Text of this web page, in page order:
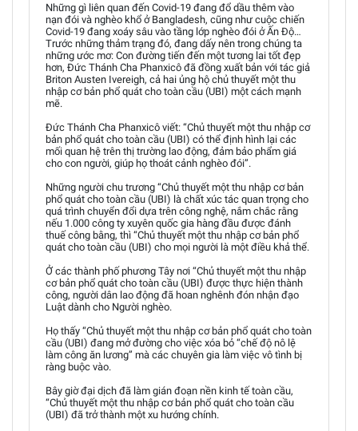
Những gì liên quan đến Covid-19 đang đổ dầu thêm vào
nạn đói và nghèo khổ ở Bangladesh, cũng như cuộc chiến
Covid-19 đang xoáy sâu vào tầng lớp nghèo đói ở Ấn Độ…
Trước những thảm trạng đó, đang dấy nên trong chúng ta
những ước mơ: Con đường tiến đến một tương lai tốt đẹp
hơn, Đức Thánh Cha Phanxicô đã đồng xuất bản với tác giả
Briton Austen Ivereigh, cả hai ủng hộ chủ thuyết một thu
nhập cơ bản phổ quát cho toàn cầu (UBI) một cách mạnh
mẽ.
Đức Thánh Cha Phanxicô viết: “Chủ thuyết một thu nhập cơ
bản phổ quát cho toàn cầu (UBI) có thể định hình lại các
mối quan hệ trên thị trường lao động, đảm bảo phẩm giá
cho con người, giúp họ thoát cảnh nghèo đói”.
Những người chu trương “Chủ thuyết một thu nhập cơ bản
phổ quát cho toàn cầu (UBI) là chất xúc tác quan trọng cho
quá trình chuyển đổi dựa trên công nghệ, nắm chắc rằng
nếu 1.000 công ty xuyên quốc gia hàng đầu được đánh
thuế công bằng, thì “Chủ thuyết một thu nhập cơ bản phổ
quát cho toàn cầu (UBI) cho mọi người là một điều khả thể.
Ở các thành phố phương Tây nơi “Chủ thuyết một thu nhập
cơ bản phổ quát cho toàn cầu (UBI) được thực hiện thành
công, người dân lao động đã hoan nghênh đón nhận đạo
Luật dành cho Người nghèo.
Họ thấy “Chủ thuyết một thu nhập cơ bản phổ quát cho toàn
cầu (UBI) đang mở đường cho việc xóa bỏ “chế độ nô lệ
làm công ăn lương” mà các chuyên gia làm việc vô tình bị
ràng buộc vào.
Bây giờ đại dịch đã làm gián đoạn nền kinh tế toàn cầu,
“Chủ thuyết một thu nhập cơ bản phổ quát cho toàn cầu
(UBI) đã trở thành một xu hướng chính.